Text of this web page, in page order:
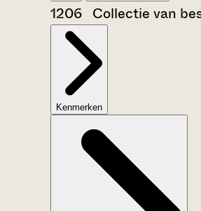
1206 Collectie van
Kenmerken